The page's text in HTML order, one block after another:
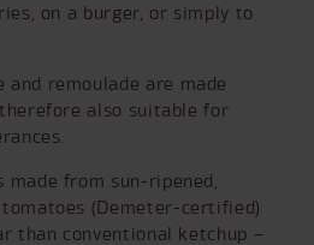
on a burger, or simply to
and remoulade are made
also suitable for
from sun-ripened,
(Demeter-certified)
than conventional ketchup –